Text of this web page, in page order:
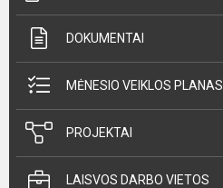
DOKUMENTAI
MĖNESIO VEIKLOS PLANAS
PROJEKTAI
LAISVOS DARBO VIETOS